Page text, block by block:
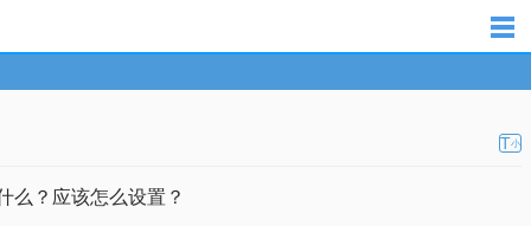
T小
么？应该怎么设置？